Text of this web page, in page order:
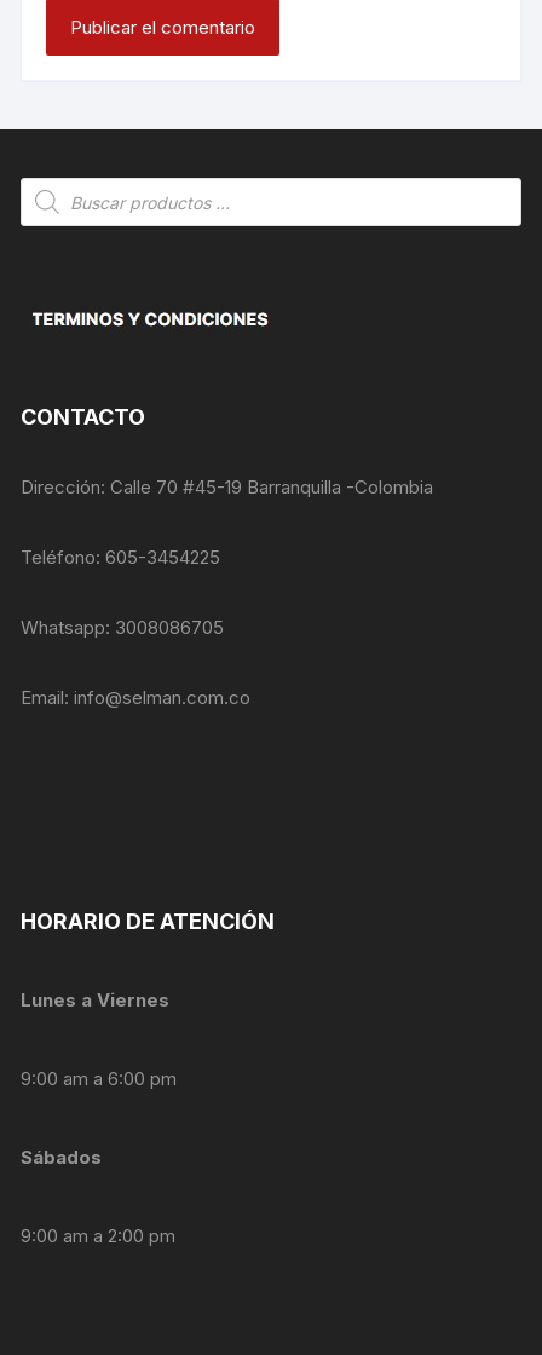
Búsqueda
de
CONTACTO
Dirección: Calle 70 #45-19 Barranquilla -Colombia
Teléfono: 605-3454225
Whatsapp: 3008086705
Email:info@selman.com.co
HORARIO DE ATENCIÓN
Lunes a Viernes
9:00 am a 6:00 pm
Sábados
9:00 am a 2:00 pm